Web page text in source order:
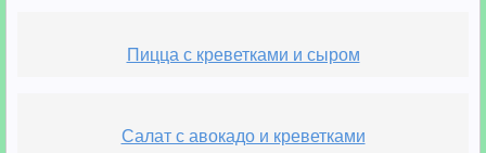
Пицца с креветками и сыром
Салат с авокадо и креветками